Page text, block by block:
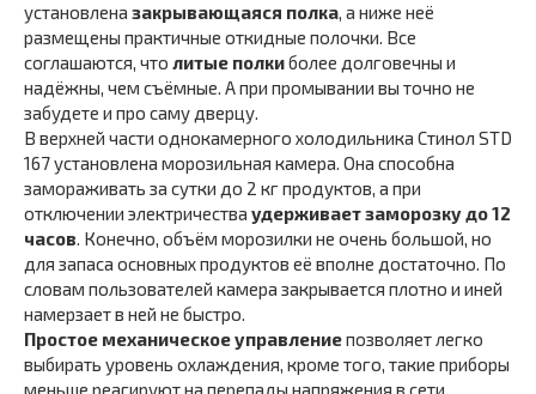
установлена закрывающаяся полка, а ниже неё
размещены практичные откидные полочки. Все
соглашаются, что литые полкиболее долговечны и
надёжны, чем съёмные. А при промывании вы точно не
забудете и про саму дверцу.
В верхней части однокамерного холодильника Стинол STD
167 установлена морозильная камера. Она способна
замораживать за сутки до 2 кг продуктов, а при
отключении электричества удерживает заморозку до 12
часов. Конечно, объём морозилки не очень большой, но
для запаса основных продуктов её вполне достаточно. По
словам пользователей камера закрывается плотно и иней
намерзает в ней не быстро.
Простое механическое управлениепозволяет легко
выбирать уровень охлаждения, кроме того, такие приборы
меньше реагируют на перепады напряжения в сети.